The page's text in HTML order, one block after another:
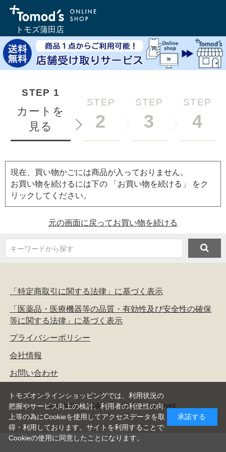
トモズ蒲田店
STEP 1
カートを
見る
STEP
2
STEP
3
STEP
4
現在、買い物かごには商品が入っておりません。
お買い物を続けるには下の 「お買い物を続ける」 をク
リックしてください。
元の画面に戻ってお買い物を続ける
キーワードから探す
「特定商取引に関する法律」に基づく表示
「医薬品・医療機器等の品質・有効性及び安全性の確保
等に関する法律」に基づく表示
プライバシーポリシー
会社情報
お問い合わせ
copyright(c) 株式会社トモズ all rights reserved.
トモズオンラインショッピングでは、利用状況の
把握やサービス向上の検討、利用者の利便性の向
上等の為にCookieを使用してアクセスデータを取
得・利用しております。サイトを利用することで
Cookieの使用に同意したことになります。
承諾する